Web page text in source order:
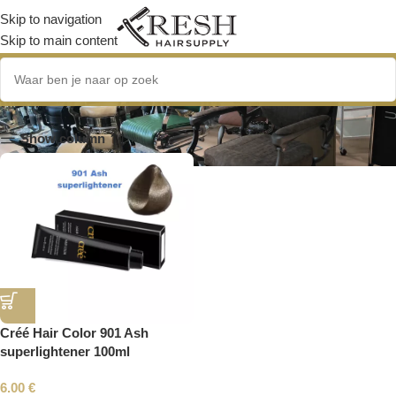
Skip to navigation
Skip to main content
901
Show column
Créé Hair Color 901 Ash
superlightener 100ml
6.00 €